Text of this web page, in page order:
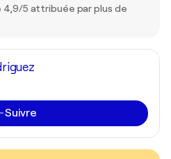
4,9/5 attribuée par plus de
Suivre